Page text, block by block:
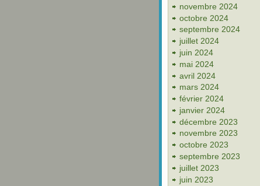
novembre 2024
octobre 2024
septembre 2024
juillet 2024
juin 2024
mai 2024
avril 2024
mars 2024
février 2024
janvier 2024
décembre 2023
novembre 2023
octobre 2023
septembre 2023
juillet 2023
juin 2023